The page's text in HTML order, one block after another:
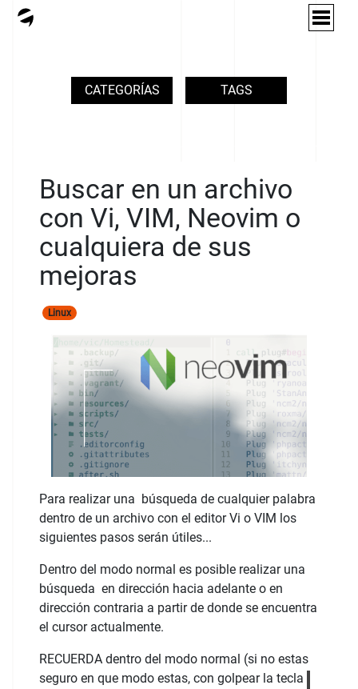
CATEGORÍAS TAGS
Buscar en un archivo
con Vi, VIM, Neovim o
cualquiera de sus
mejoras
Linux
Para realizar una búsqueda de cualquier palabra
dentro de un archivo con el editor Vi o VIM los
siguientes pasos serán útiles...
Dentro del modo normal es posible realizar una
búsqueda en dirección hacia adelante o en
dirección contraria a partir de donde se encuentra
el cursor actualmente.
RECUERDA dentro del modo normal (si no estas
seguro en que modo estas, con golpear la tecla